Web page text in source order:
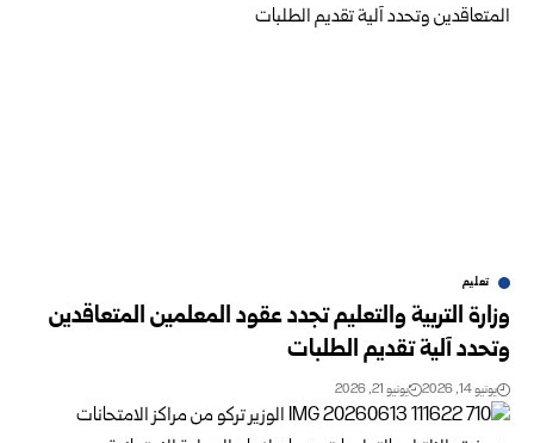
تعليم
وزارة التربية والتعليم تجدد عقود المعلمين المتعاقدين
وتحدد آلية تقديم الطلبات
يونيو 14, 2026 يونيو 21, 2026